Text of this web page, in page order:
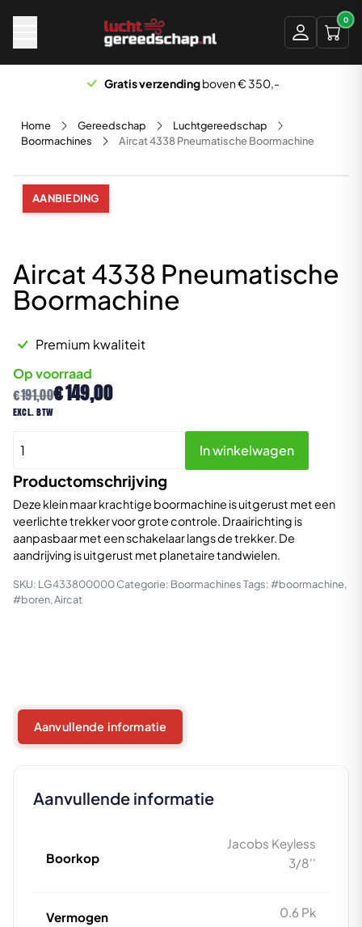
0
Gratis verzendingboven € 350,-
Home Gereedschap
Luchtgereedschap
Boormachines
Aircat 4338 Pneumatische Boormachine
AANBIEDING
Aircat 4338 Pneumatische
Boormachine
€191,00
Oorspronkelijke
prijs
€191,00.
€149,00
Huidige
prijs
€149,00.
excl. btw
Premium kwaliteit
Op voorraad
Productomschrijving
Deze klein maar krachtige boormachine is uitgerust met een
veerlichte trekker voor grote controle. Draairichting is
aanpasbaar met een schakelaar langs de trekker. De
aandrijving is uitgerust met planetaire tandwielen.
4338
Pneumatische
Boormachine
aantal
In winkelwagen
SKU: LG433800000Categorie: BoormachinesTags:#boormachine,
#boren,Aircat
Aanvullende informatie
Aanvullende informatie
Boorkop
Jacobs Keyless
3/8''
Vermogen 0.6 Pk